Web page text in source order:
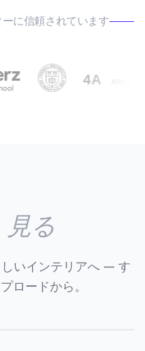
に信頼されています
見る
いインテリアへ — す
ロードから。